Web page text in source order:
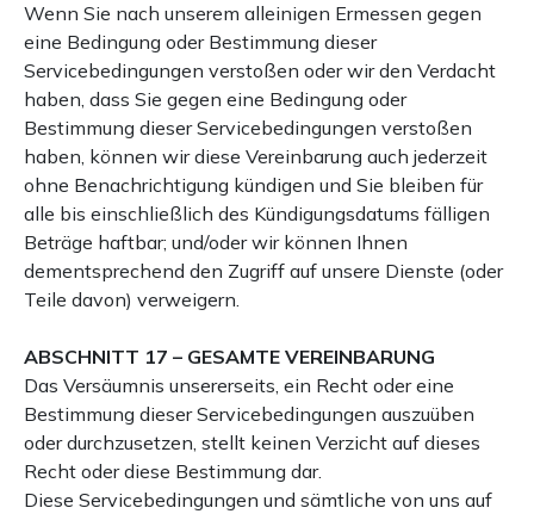
Wenn Sie nach unserem alleinigen Ermessen gegen
eine Bedingung oder Bestimmung dieser
Servicebedingungen verstoßen oder wir den Verdacht
haben, dass Sie gegen eine Bedingung oder
Bestimmung dieser Servicebedingungen verstoßen
haben, können wir diese Vereinbarung auch jederzeit
ohne Benachrichtigung kündigen und Sie bleiben für
alle bis einschließlich des Kündigungsdatums fälligen
Beträge haftbar; und/oder wir können Ihnen
dementsprechend den Zugriff auf unsere Dienste (oder
Teile davon) verweigern.
ABSCHNITT 17 – GESAMTE VEREINBARUNG
Das Versäumnis unsererseits, ein Recht oder eine
Bestimmung dieser Servicebedingungen auszuüben
oder durchzusetzen, stellt keinen Verzicht auf dieses
Recht oder diese Bestimmung dar.
Diese Servicebedingungen und sämtliche von uns auf